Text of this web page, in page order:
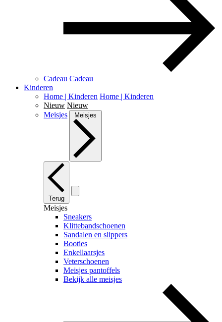
Cadeau Cadeau
Kinderen
Home | Kinderen Home | Kinderen
Nieuw Nieuw
Meisjes
Meisjes
Terug
Meisjes
Sneakers
Klittebandschoenen
Sandalen en slippers
Booties
Enkellaarsjes
Veterschoenen
Meisjes pantoffels
Bekijk alle meisjes